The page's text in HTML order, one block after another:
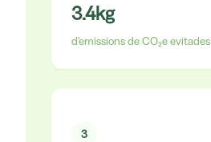
3.4kg
d'emissions de CO₂e evitades
3